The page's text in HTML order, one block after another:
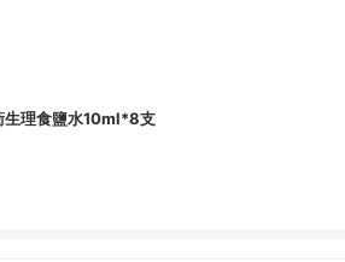
生理食鹽水10ml*8支